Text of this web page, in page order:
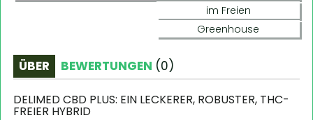
im Freien
Greenhouse
ÜBER BEWERTUNGEN (0)
DELIMED CBD PLUS: EIN LECKERER, ROBUSTER, THC-
FREIER HYBRID